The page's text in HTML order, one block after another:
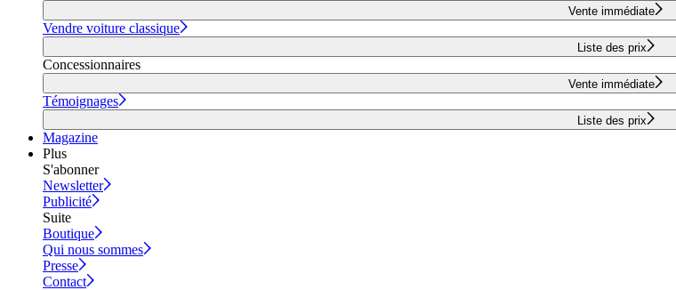
Vente immédiate
Vendre voiture classique
Liste des prix
Concessionnaires
Vente immédiate
Témoignages
Liste des prix
Magazine
Plus
S'abonner
Newsletter
Publicité
Suite
Boutique
Qui nous sommes
Presse
Contact